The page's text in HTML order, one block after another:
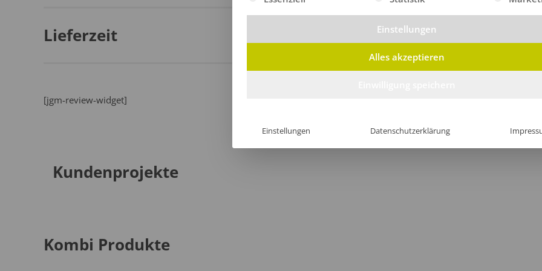
Lieferzeit
[jgm-review-widget]
Kundenprojekte
Kombi Produkte
Einstellungen
Alles akzeptieren
Einstellungen Datenschutzerklärung